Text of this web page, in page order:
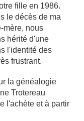
fille en 1986.
le décès de ma
mère, nous
hérité d'une
l'identité des
frustrant.
la généalogie
Trotereau
l'achète et à partir